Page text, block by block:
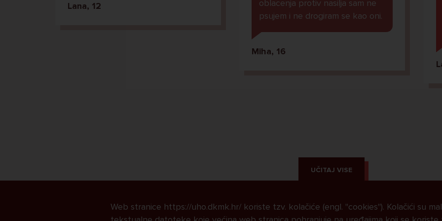
Lana, 12
oblacenja protiv nasilja sam ne
psujem i ne drogiram se kao oni.
Miha, 16
UČITAJ VISE
Web stranice https://uho.dkmk.hr/ koriste tzv. kolačiće (engl. "cookies"). Kolačići su